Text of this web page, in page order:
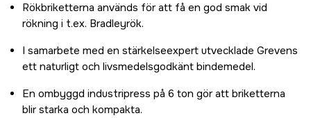
Rökbriketterna används för att få en god smak vid
rökning i t.ex. Bradleyrök.
I samarbete med en stärkelseexpert utvecklade Grevens
ett naturligt och livsmedelsgodkänt bindemedel.
En ombyggd industripress på 6 ton gör att briketterna
blir starka och kompakta.